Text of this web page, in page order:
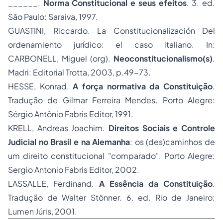
______. Norma Constitucional e seus efeitos. 3. ed.
São Paulo: Saraiva, 1997.
GUASTINI, Riccardo. La Constitucionalización Del
ordenamiento jurídico: el caso italiano. In:
CARBONELL, Miguel (org). Neoconstitucionalismo(s).
Madri: Editorial Trotta, 2003, p.49-73.
HESSE, Konrad.A força normativa da Constituição.
Tradução de Gilmar Ferreira Mendes. Porto Alegre:
Sérgio Antônio Fabris Editor, 1991.
KRELL, Andreas Joachim. Direitos Sociais e Controle
Judicial no Brasil e na Alemanha: os (des)caminhos de
um direito constitucional "comparado". Porto Alegre:
Sergio Antonio Fabris Editor, 2002.
LASSALLE, Ferdinand. A Essência da Constituição.
Tradução de Walter Stönner. 6. ed. Rio de Janeiro:
Lumen Júris, 2001.